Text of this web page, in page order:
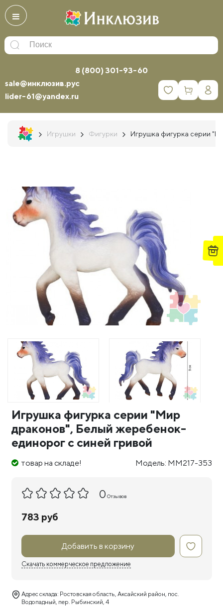
8 (800) 301-93-60
sale@инклюзив.рус
lider-61@yandex.ru
0
Игрушки Фигурки Игрушка фигурка серии
Игрушка фигурка серии "Мир
драконов", Белый жеребенок-
единорог с синей гривой
товар на складе! Модель: MM217-353
0 Отзывов
783 руб
Добавить в корзину
Скачать коммерческое предложение
Адрес склада: Ростовская область, Аксайский район, пос.
Водопадный, пер. Рыбинский, 4